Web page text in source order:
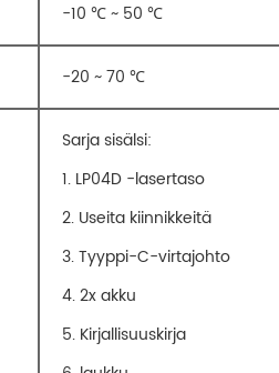
-10 ℃ ~ 50 ℃
-20 ~ 70 ℃
Sarja sisälsi:
1. LP04D -lasertaso
2. Useita kiinnikkeitä
3. Tyyppi-C-virtajohto
4. 2x akku
5. Kirjallisuuskirja